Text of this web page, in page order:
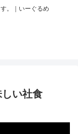
。｜いーぐるめ
い社食